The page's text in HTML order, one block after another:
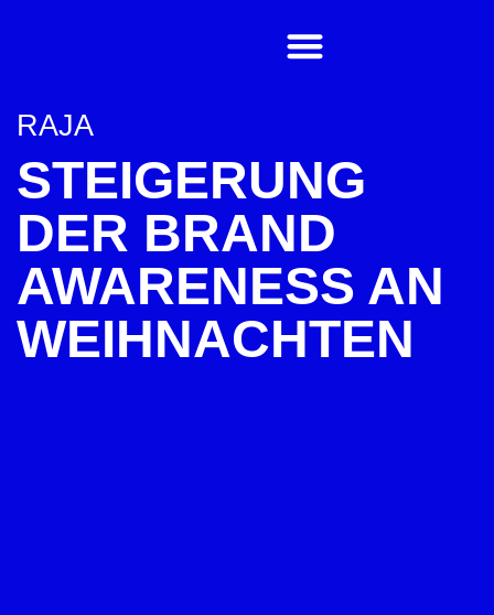
RAJA
STEIGERUNG
DER BRAND
AWARENESS AN
WEIHNACHTEN